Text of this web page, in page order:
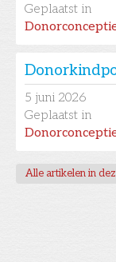
Geplaatst in
5 juni 2026
Geplaatst in
Alle artikelen in